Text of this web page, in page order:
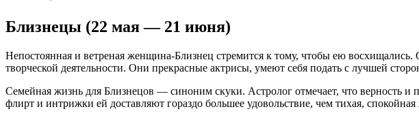
Близнецы (22 мая — 21 июня)
Непостоянная и ветреная женщина-Близнец стремится к тому, чтобы ею
творческой деятельности. Они прекрасные актрисы, умеют себя подать с лучшей
Семейная жизнь для Близнецов ― синоним скуки. Астролог отмечает, что верность и
флирт и интрижки ей доставляют гораздо большее удовольствие, чем тихая,